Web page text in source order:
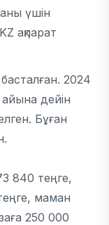
үшін
ақпарат
басталған. 2024
дейін
Бұған
840 теңге,
маман
250 000